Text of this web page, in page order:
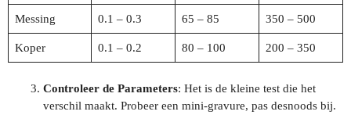
Messing 0.1 – 0.3 65 – 85 350 – 500
Koper 0.1 – 0.2 80 – 100 200 – 350
Controleer de Parameters: Het is de kleine test die het
verschil maakt. Probeer een mini-gravure, pas desnoods bij.